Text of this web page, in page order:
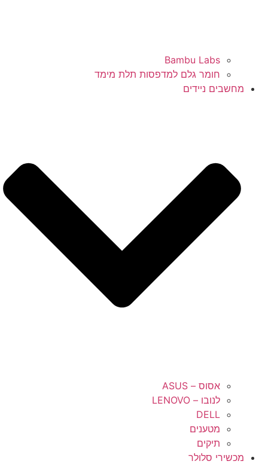
Bambu Labs
חומר גלם למדפסות תלת מימד
מחשבים ניידים
אסוס – ASUS
לנובו – LENOVO
DELL
מטענים
תיקים
מכשירי סלולר